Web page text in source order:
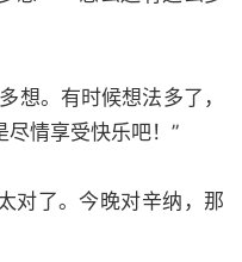
想。有时候想法多了，
情享受快乐吧！”
对了。今晚对辛纳，那